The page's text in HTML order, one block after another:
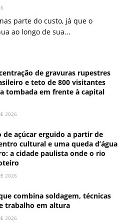
parte do custo, já que o
ao longo de sua...
de gravuras rupestres
e teto de 800 visitantes
tombada em frente à capital
2026
de açúcar erguido a partir de
cultural e uma queda d’água
a cidade paulista onde o rio
2026
combina soldagem, técnicas
trabalho em altura
2026